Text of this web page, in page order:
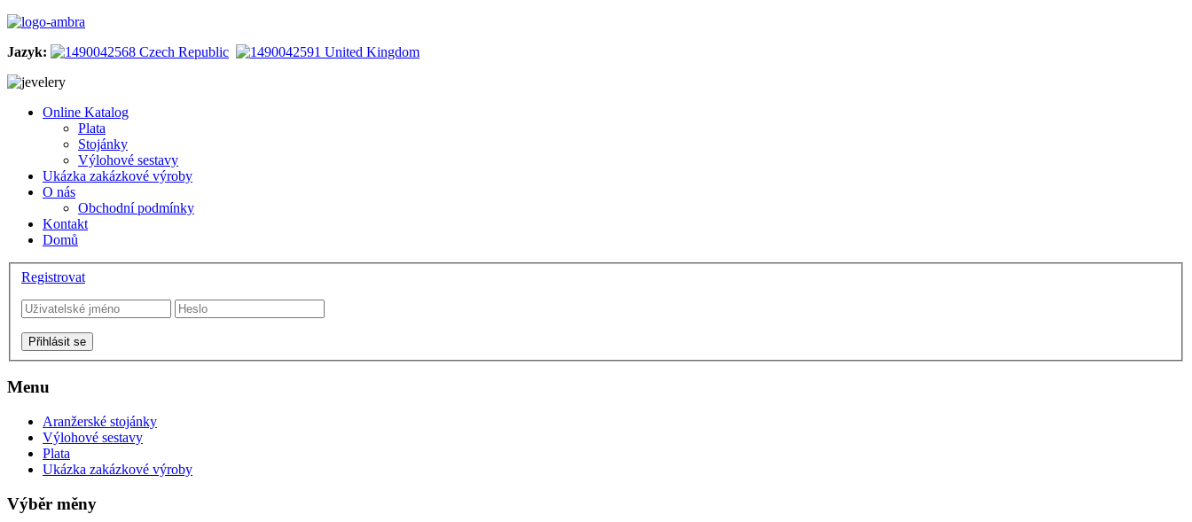
Jazyk:
Online Katalog
Plata
Stojánky
Výlohové sestavy
Ukázka zakázkové výroby
O nás
Obchodní podmínky
Kontakt
Domů
Registrovat
Menu
Aranžerské stojánky
Výlohové sestavy
Plata
Ukázka zakázkové výroby
Výběr měny